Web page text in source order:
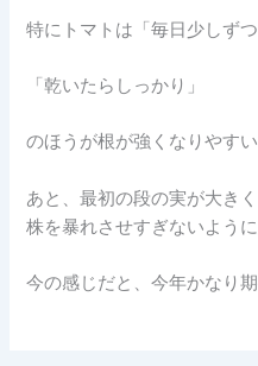
特にトマトは「毎日少しずつ
「乾いたらしっかり」
のほうが根が強くなりやす
あと、最初の段の実が大きく
株を暴れさせすぎないよう
今の感じだと、今年かなり